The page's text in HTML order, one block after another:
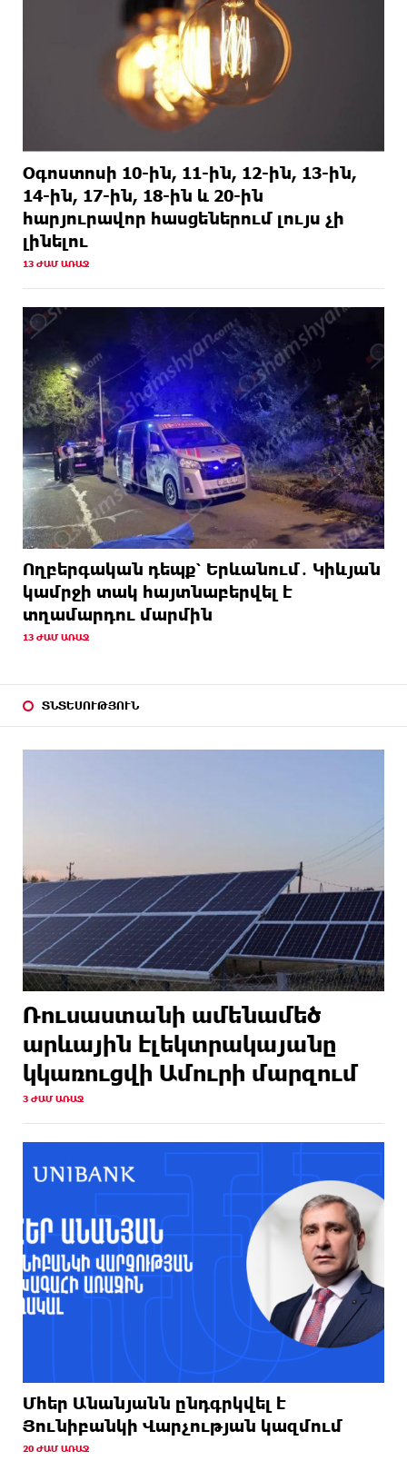
Օգոստոսի 10-ին, 11-ին, 12-ին, 13-ին,
14-ին, 17-ին, 18-ին և 20-ին
հարյուրավոր հասցեներում լույս չի
լինելու
13 ԺԱՄ ԱՌԱՋ
Ողբերգական դեպք՝ Երևանում․ Կիևյան
կամրջի տակ հայտնաբերվել է
տղամարդու մարմին
13 ԺԱՄ ԱՌԱՋ
ՏՆՏԵՍՈՒԹՅՈՒՆ
Ռուսաստանի ամենամեծ
արևային էլեկտրակայանը
կկառուցվի Ամուրի մարզում
3 ԺԱՄ ԱՌԱՋ
Մհեր Անանյանն ընդգրկվել է
Յունիբանկի Վարչության կազմում
20 ԺԱՄ ԱՌԱՋ